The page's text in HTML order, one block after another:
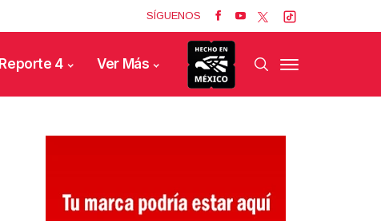
SÍGUENOS
Reporte 4 Ver Más